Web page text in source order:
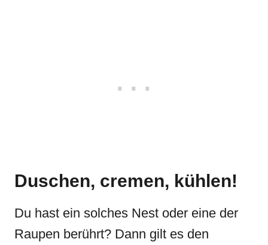
Duschen, cremen, kühlen!
Du hast ein solches Nest oder eine der
Raupen berührt? Dann gilt es den